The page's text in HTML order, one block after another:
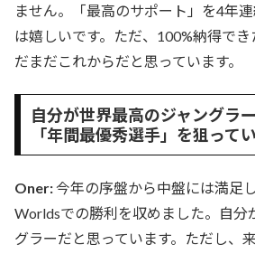
ません。「最高のサポート」を4年
は嬉しいです。ただ、100%納得で
だまだこれからだと思っています。
自分が世界最高のジャングラ
「年間最優秀選手」を狙って
Oner:今年の序盤から中盤には満足
Worldsでの勝利を収めました。自分
グラーだと思っています。ただし、